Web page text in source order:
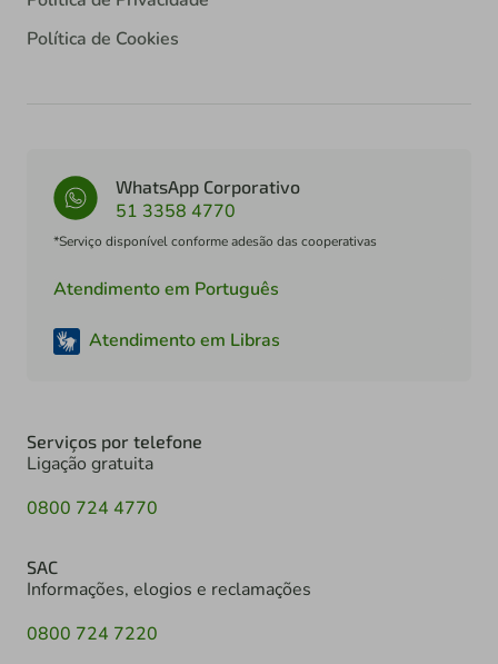
Política de Cookies
WhatsApp Corporativo
51 3358 4770
*Serviço disponível conforme adesão das cooperativas
Atendimento em Português
Atendimento em Libras
Serviços por telefone
Ligação gratuita
0800 724 4770
SAC
Informações, elogios e reclamações
0800 724 7220